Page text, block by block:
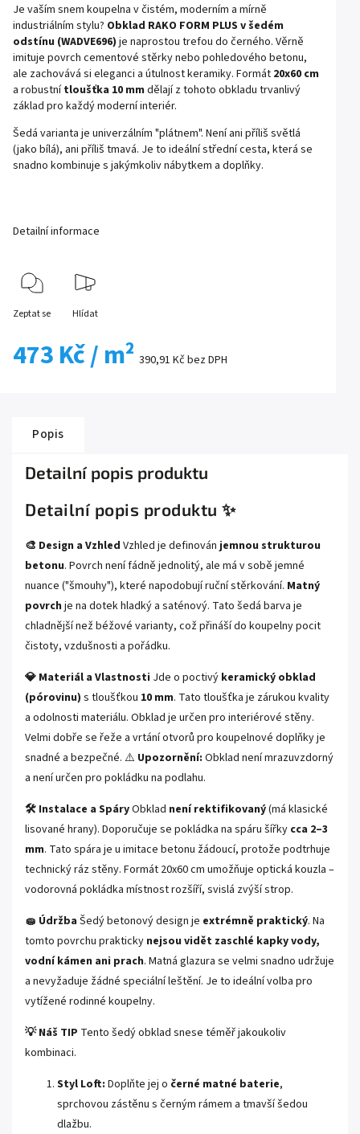
473 Kč/ m² 390,91 Kč bez DPH
Je vaším snem koupelna v čistém, moderním a mírně
industriálním stylu? Obklad RAKO FORM PLUS v šedém
odstínu (WADVE696) je naprostou trefou do černého. Věrně
imituje povrch cementové stěrky nebo pohledového betonu,
ale zachovává si eleganci a útulnost keramiky. Formát 20x60 cm
a robustnítloušťka 10 mm dělají z tohoto obkladu trvanlivý
základ pro každý moderní interiér.
Šedá varianta je univerzálním "plátnem". Není ani příliš světlá
(jako bílá), ani příliš tmavá. Je to ideální střední cesta, která se
snadno kombinuje s jakýmkoliv nábytkem a doplňky.
Detailní informace
Zeptat se Hlídat
Popis
Detailní popis produktu
Detailní popis produktu ✨
🎨 Design a Vzhled Vzhled je definován jemnou strukturou
betonu. Povrch není fádně jednolitý, ale má v sobě jemné
nuance ("šmouhy"), které napodobují ruční stěrkování. Matný
povrch je na dotek hladký a saténový. Tato šedá barva je
chladnější než béžové varianty, což přináší do koupelny pocit
čistoty, vzdušnosti a pořádku.
💎 Materiál a Vlastnosti Jde o poctivý keramický obklad
(pórovinu) s tloušťkou 10 mm. Tato tloušťka je zárukou kvality
a odolnosti materiálu. Obklad je určen pro interiérové stěny.
Velmi dobře se řeže a vrtání otvorů pro koupelnové doplňky je
snadné a bezpečné. ⚠️ Upozornění: Obklad není mrazuvzdorný
a není určen pro pokládku na podlahu.
🛠️ Instalace a SpáryObklad není rektifikovaný(má klasické
lisované hrany). Doporučuje se pokládka na spáru šířky cca 2–3
mm. Tato spára je u imitace betonu žádoucí, protože podtrhuje
technický ráz stěny. Formát 20x60 cm umožňuje optická kouzla –
vodorovná pokládka místnost rozšíří, svislá zvýší strop.
🧽 Údržba Šedý betonový design je extrémně praktický. Na
tomto povrchu prakticky nejsou vidět zaschlé kapky vody,
vodní kámen ani prach. Matná glazura se velmi snadno udržuje
a nevyžaduje žádné speciální leštění. Je to ideální volba pro
vytížené rodinné koupelny.
💡 Náš TIP Tento šedý obklad snese téměř jakoukoliv
kombinaci.
Styl Loft: Doplňte jej o černé matné baterie,
sprchovou zástěnu s černým rámem a tmavší šedou
dlažbu.